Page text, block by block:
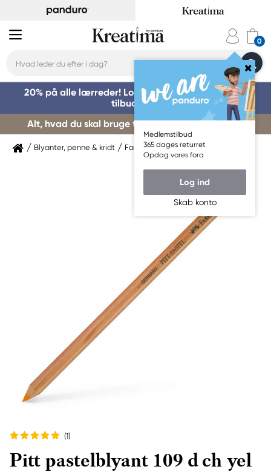
Medlemstilbud
365 dages returret
Opdag vores fora
Log ind
Skab konto
20% på alle lærreder! Log på for at benytte dig af
tilbuddet »
Alt, hvad du skal bruge til kursusstart – køb her »
Blyanter, penne & kridt Farveblyanter Faber-Castell
(1)
Pitt pastelblyant 109 d ch yel